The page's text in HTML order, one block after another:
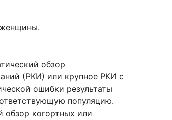
обзор
(РКИ) или крупное РКИ с
ошибки результаты
популяцию.
обзор когортных или